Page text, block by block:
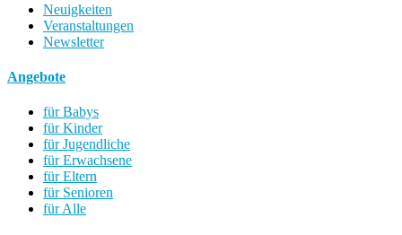
Neuigkeiten
Veranstaltungen
Newsletter
Angebote
für Babys
für Kinder
für Jugendliche
für Erwachsene
für Eltern
für Senioren
für Alle